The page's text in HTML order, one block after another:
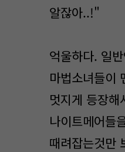
알잖아..!"
억울하다. 일
마법소녀들이
멋지게 등장해
나이트메어들
때려잡는것만